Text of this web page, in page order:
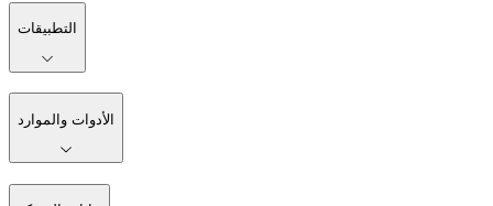
التطبيقات
الأدوات والموارد